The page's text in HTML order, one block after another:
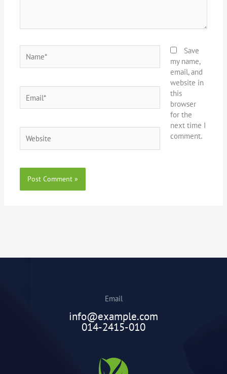
Save
my name,
email, and
website in
this
browser
for the
next time I
comment.
Email
info@example.com
014-2415-010